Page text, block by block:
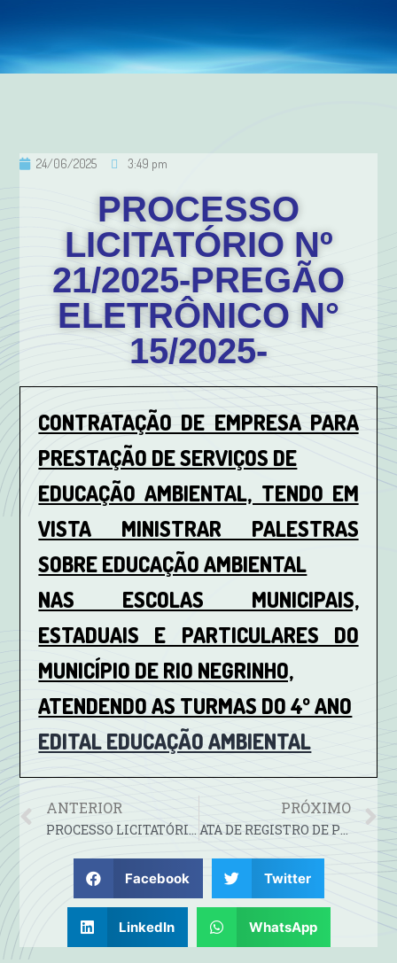
24/06/2025 3:49 pm
PROCESSO
LICITATÓRIO Nº
21/2025-PREGÃO
ELETRÔNICO N°
15/2025-
CONTRATAÇÃO DE EMPRESA PARA
PRESTAÇÃO DE SERVIÇOS DE
EDUCAÇÃO AMBIENTAL, TENDO EM
VISTA MINISTRAR PALESTRAS
SOBRE EDUCAÇÃO AMBIENTAL
NAS ESCOLAS MUNICIPAIS,
ESTADUAIS E PARTICULARES DO
MUNICÍPIO DE RIO NEGRINHO,
ATENDENDO AS TURMAS DO 4º ANO
EDITAL EDUCAÇÃO AMBIENTAL
ANTERIOR
PROCESSO LICITATÓRIO Nº 20/2025-PREGÃO ELETRÔNICO N° 14/2025-
PRÓXIMO
ATA DE REGISTRO DE PREÇOS Nº 1/2025-
Facebook Twitter
LinkedIn WhatsApp